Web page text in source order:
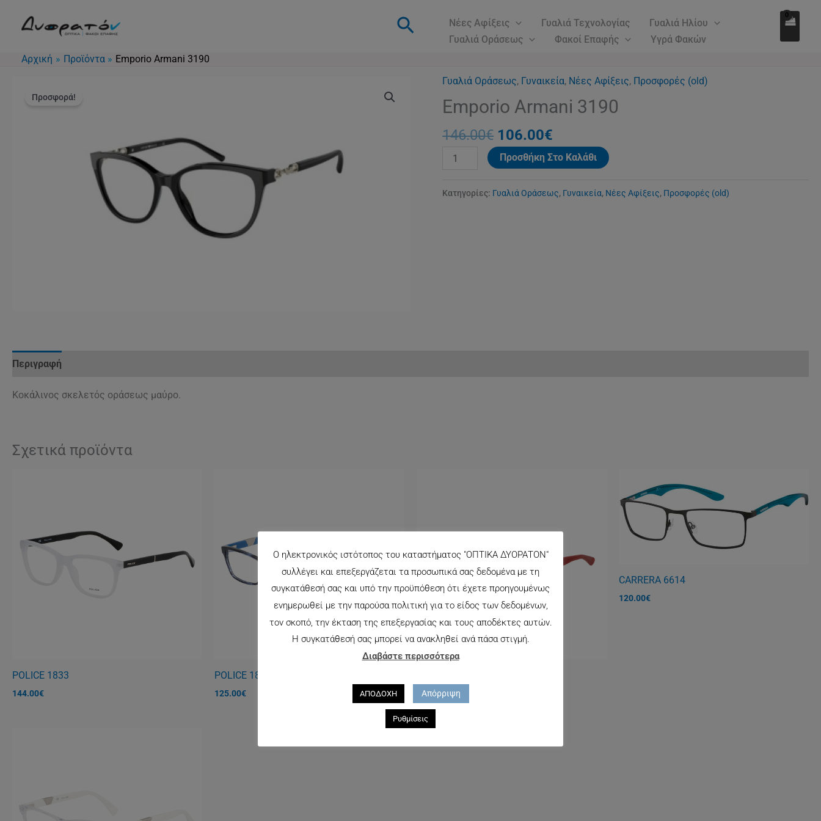
Αναζήτηση
Νέες Αφίξεις Γυαλιά Τεχνολογίας
Γυαλιά Ηλίου
Γυαλιά Οράσεως
Φακοί Επαφής
Υγρά Φακών
Αρχική
Προϊόντα Emporio Armani 3190
Προσφορά!
Γυαλιά Οράσεως, Γυναικεία, Νέες Αφίξεις, Προσφορές (old)
Emporio Armani 3190
146.00€
Original
price
was:
146.00€.
106.00€
Η
τρέχουσα
τιμή
106.00€.
Emporio
Armani
3190
ποσότητα
Προσθήκη Στο Καλάθι
Κατηγορίες: Γυαλιά Οράσεως, Γυναικεία, Νέες Αφίξεις, Προσφορές (old)
Περιγραφή
Κοκάλινος σκελετός οράσεως μαύρο.
Σχετικά προϊόντα
POLICE 1833
144.00€
POLICE 1830
125.00€ 132.00€
CARRERA 6614
120.00€
Ο ηλεκτρονικός ιστότοπος του καταστήματος "ΟΠΤΙΚΑ ΔΥΟΡΑΤΟΝ"
συλλέγει και επεξεργάζεται τα προσωπικά σας δεδομένα με τη
συγκατάθεσή σας και υπό την προϋπόθεση ότι έχετε προηγουμένως
ενημερωθεί με την παρούσα πολιτική για το είδος των δεδομένων,
τον σκοπό, την έκταση της επεξεργασίας και τους αποδέκτες αυτών.
Η συγκατάθεσή σας μπορεί να ανακληθεί ανά πάσα στιγμή.
Διαβάστε περισσότερα
ΑΠΟΔΟΧΗ Απόρριψη
Ρυθμίσεις
106.00€.